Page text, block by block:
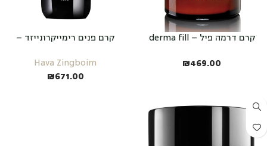
קרם דרמה פיל – derma fill
₪469.00
קרם פנים רימייקרונייזד –
Hava Zingboim
₪671.00